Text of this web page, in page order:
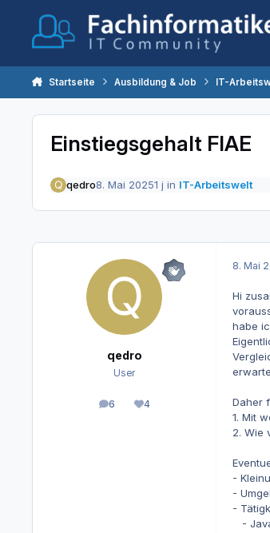
Startseite Ausbildung & Job IT-
Einstiegsgehalt FIAE
qedro8. Mai 20251 j in IT-Arbeitswelt
qedro
User
6
Beiträge4
Reputation
8. Mai
Hi
habe
Daher
1. Mit
2. Wie
-
-
-
-